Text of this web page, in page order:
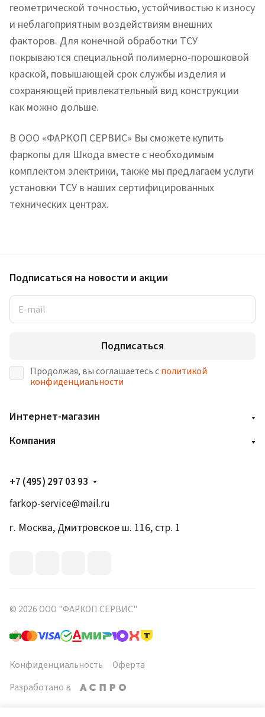
геометрической точностью, устойчивостью к износу
и неблагоприятным воздействиям внешних
факторов. Для конечной обработки ТСУ
покрываются специальной полимерно-порошковой
краской, повышающей срок службы изделия и
сохраняющей привлекательный вид конструкции
как можно дольше.
В ООО «ФАРКОП СЕРВИС» Вы сможете купить
фаркопы для Шкода вместе с необходимым
комплектом электрики, также мы предлагаем услуги
установки ТСУ в наших сертифицированных
технических центрах.
Подписаться на новости и акции
Подписаться
Продолжая, вы соглашаетесь сполитикой
конфиденциальности
Интернет-магазин
Компания
+7 (495) 297 03 93
farkop-service@mail.ru
г. Москва, Дмитровское ш. 116, стр. 1
© 2026 ООО "ФАРКОП СЕРВИС"
Конфиденциальность
Оферта
Разработано в